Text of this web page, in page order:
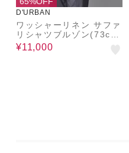
D'URBAN
ワッシャーリネン サファ
リシャツブルゾン(73c
m)
¥11,000